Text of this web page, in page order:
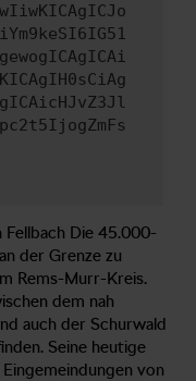
Die 45.000-
der Grenze zu
Rems-Murr-Kreis.
dem nah
auch der Schurwald
Seine heutige
von